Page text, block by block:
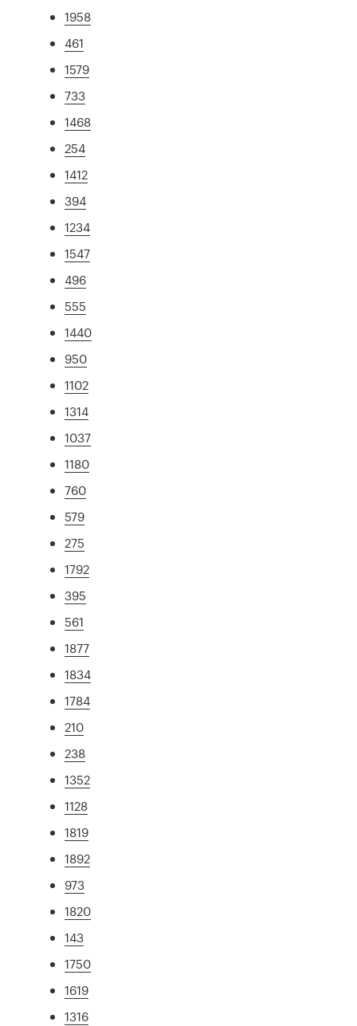
1958
461
1579
733
1468
254
1412
394
1234
1547
496
555
1440
950
1102
1314
1037
1180
760
579
275
1792
395
561
1877
1834
1784
210
238
1352
1128
1819
1892
973
1820
143
1750
1619
1316